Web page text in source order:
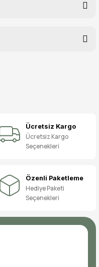
Aksesuar Seti
Ücretsiz Kargo
Ücretsiz Kargo
Seçenekleri
Özenli Paketleme
Hediye Paketi
Seçenekleri